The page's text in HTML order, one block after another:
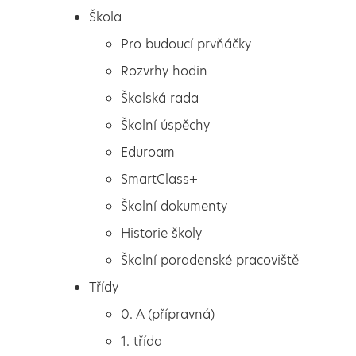
Pro budoucí prvňáčky
Rozvrhy hodin
Školská rada
Škola
Pro budoucí prvňáčky
Rozvrhy hodin
Školská rada
Školní úspěchy
Eduroam
SmartClass+
Školní dokumenty
Historie školy
Školní poradenské pracoviště
Třídy
0. A (přípravná)
1. třída
Plody podzimu